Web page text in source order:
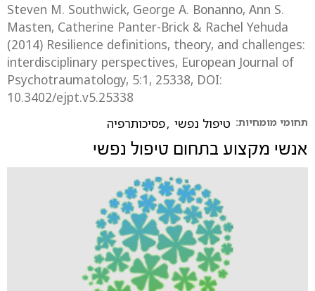
Steven M. Southwick, George A. Bonanno, Ann S.
Masten, Catherine Panter-Brick & Rachel Yehuda
(2014) Resilience definitions, theory, and challenges:
interdisciplinary perspectives, European Journal of
Psychotraumatology, 5:1, 25338, DOI:
10.3402/ejpt.v5.25338
תחומי מומחיות: טיפול נפשי ,פסיכותרפיה
אנשי מקצוע בתחום טיפול נפשי